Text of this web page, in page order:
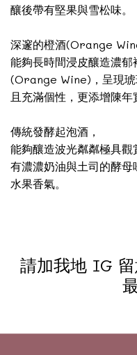
釀後帶有堅果與雪松味。
深邃的橙酒(Orange
能夠長時間浸皮釀造濃
(Orange Wine)，呈現琥
且充滿個性，更添增陳年
傳統發酵起泡酒，
能夠釀造波光粼粼極具
有濃濃奶油與土司的酵
水果香氣。
請加我地 IG